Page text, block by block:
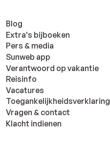
Blog
Extra's bijboeken
Pers & media
Sunweb app
Verantwoord op vakantie
Reisinfo
Vacatures
Toegankelijkheidsverklaring
Vragen & contact
Klacht indienen